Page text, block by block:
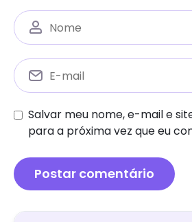
Salvar meu nome, e-mail e
para a próxima vez que eu